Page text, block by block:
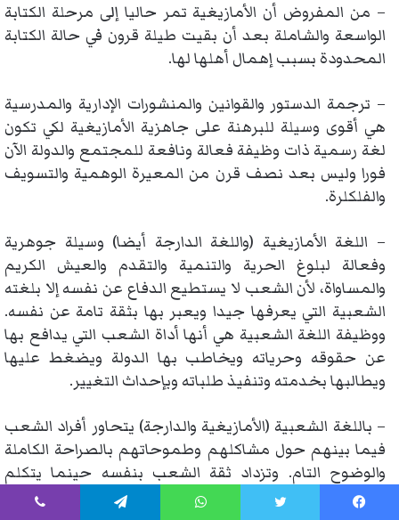
– من المفروض أن الأمازيغية تمر حاليا إلى مرحلة الكتابة
الواسعة والشاملة بعد أن بقيت طيلة قرون في حالة الكتابة
المحدودة بسبب إهمال أهلها لها.
– ترجمة الدستور والقوانين والمنشورات الإدارية والمدرسية
هي أقوى وسيلة للبرهنة على جاهزية الأمازيغية لكي تكون
لغة رسمية ذات وظيفة فعالة ونافعة للمجتمع والدولة الآن
فورا وليس بعد نصف قرن من المعيرة الوهمية والتسويف
والفلكلرة.
– اللغة الأمازيغية (واللغة الدارجة أيضا) وسيلة جوهرية
وفعالة لبلوغ الحرية والتنمية والتقدم والعيش الكريم
والمساواة، لأن الشعب لا يستطيع الدفاع عن نفسه إلا بلغته
الشعبية التي يعرفها جيدا ويعبر بها بثقة تامة عن نفسه.
ووظيفة اللغة الشعبية هي أنها أداة الشعب التي يدافع بها
عن حقوقه وحرياته ويخاطب بها الدولة ويضغط عليها
ويطالبها بخدمته وتنفيذ طلباته وبإحداث التغيير.
– باللغة الشعبية (الأمازيغية والدارجة) يتحاور أفراد الشعب
فيما بينهم حول مشاكلهم وطموحاتهم بالصراحة الكاملة
والوضوح التام. وتزداد ثقة الشعب بنفسه حينما يتكلم
ويتحاور ويكتب ويبدع باللغة الشعبية، وهذا ما يؤدي إلى